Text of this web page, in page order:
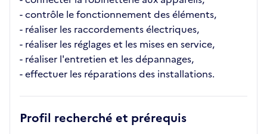
- contrôle le fonctionnement des éléments,
- réaliser les raccordements électriques,
- réaliser les réglages et les mises en service,
- réaliser l'entretien et les dépannages,
- effectuer les réparations des installations.
Profil recherché et prérequis